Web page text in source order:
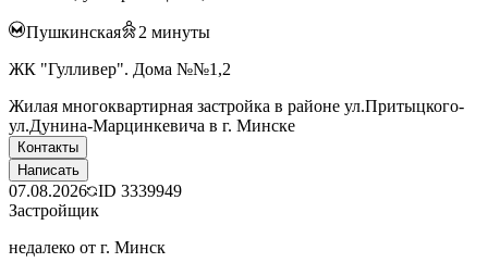
Пушкинская 2 минуты
ЖК "Гулливер". Дома №№1,2
Жилая многоквартирная застройка в районе ул.Притыцкого-
ул.Дунина-Марцинкевича в г. Минске
Контакты
Написать
07.08.2026 ID 3339949
Застройщик
недалеко от г. Минск